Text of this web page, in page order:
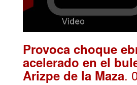
Provoca choque
acelerado en el
Arizpe de la Maza.